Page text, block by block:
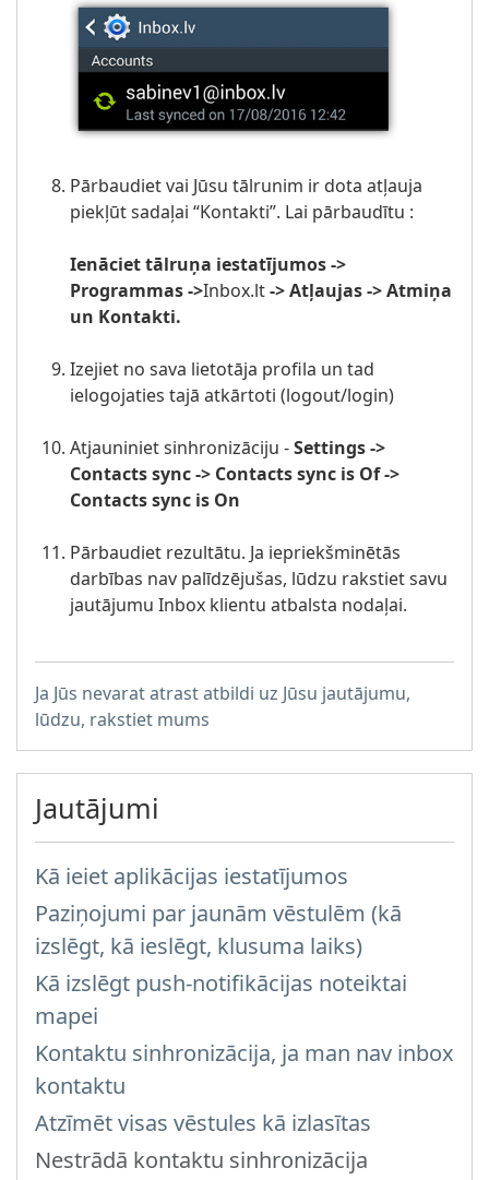
Pārbaudiet vai Jūsu tālrunim ir dota atļauja
piekļūt sadaļai “Kontakti”. Lai pārbaudītu :
Ienāciet tālruņa iestatījumos ->
Programmas ->Inbox.lt-> Atļaujas -> Atmiņa
un Kontakti.
Izejiet no sava lietotāja profila un tad
ielogojaties tajā atkārtoti (logout/login)
Atjauniniet sinhronizāciju -Settings ->
Contacts sync -> Contacts sync is Of ->
Contacts sync is On
Pārbaudiet rezultātu. Ja iepriekšminētās
darbības nav palīdzējušas, lūdzu rakstiet savu
jautājumu Inbox klientu atbalsta nodaļai.
Ja Jūs nevarat atrast atbildi uz Jūsu jautājumu,
lūdzu, rakstiet mums
Jautājumi
Kā ieiet aplikācijas iestatījumos
Paziņojumi par jaunām vēstulēm (kā
izslēgt, kā ieslēgt, klusuma laiks)
Kā izslēgt push-notifikācijas noteiktai
mapei
Kontaktu sinhronizācija, ja man nav inbox
kontaktu
Atzīmēt visas vēstules kā izlasītas
Nestrādā kontaktu sinhronizācija